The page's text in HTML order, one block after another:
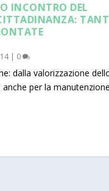
INCONTRO DEL
| 0
dalla valorizzazione
per la manutenzione